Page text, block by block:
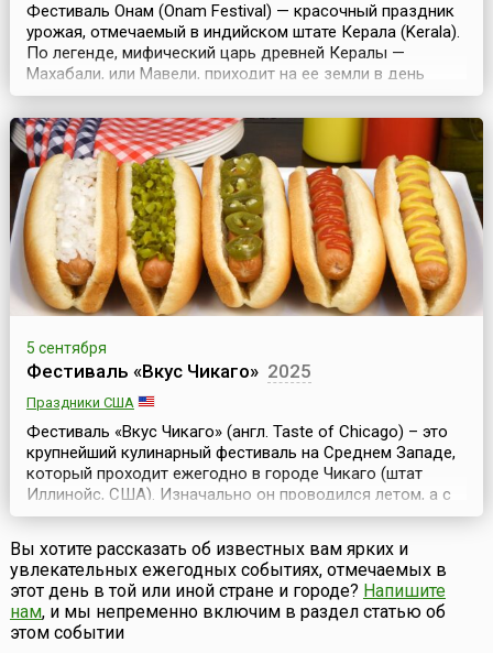
Фестиваль Онам (Onam Festival) — красочный праздник
урожая, отмечаемый в индийском штате Керала (Kerala).
По легенде, мифический царь древней Кералы —
Махабали, или Мавели, приходит на ее земли в день
Тхирувонам, и его поданные празднуют Золотую Эру,
которая длилась в те времена.Его царство процветало, и
царь достиг небывалого могущества. Боги испугались
его растущей популярности и стали проси...
5 сентября
Фестиваль «Вкус Чикаго» 2025
Праздники США
Фестиваль «Вкус Чикаго» (англ. Taste of Chicago) – это
крупнейший кулинарный фестиваль на Среднем Западе,
который проходит ежегодно в городе Чикаго (штат
Иллинойс, США). Изначально он проводился летом, а с
2023 года его перенесли на сентябрь, а в 2026 году
вновь вернули на летний период.Начало традиции
проведения фестиваля было положено в 1980 году. Это
был однодневный праздник «Вкус Чикаго» в...
Вы хотите рассказать об известных вам ярких и
увлекательных ежегодных событиях, отмечаемых в
этот день в той или иной стране и городе? Напишите
нам, и мы непременно включим в раздел статью об
этом событии